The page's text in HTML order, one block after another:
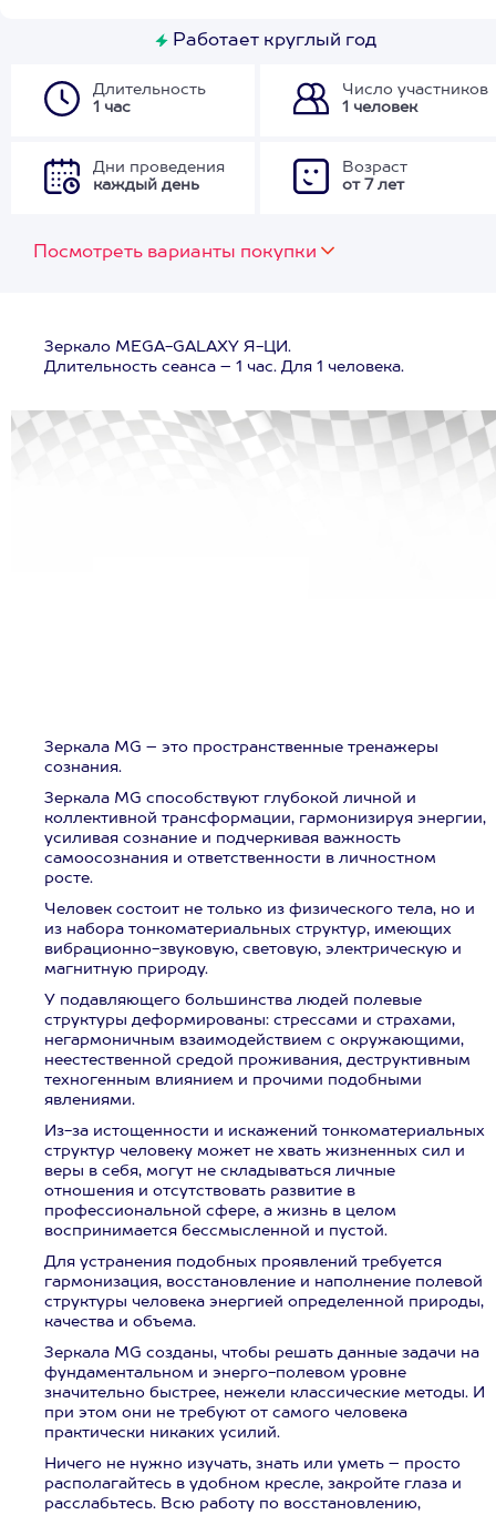
Работает круглый год
Длительность
1 час
Число участников
1 человек
Дни проведения
каждый день
Возраст
от 7 лет
Посмотреть варианты покупки
Зеркало MEGA-GALAXY Я-ЦИ.
Длительность сеанса – 1 час. Для 1 человека.
Зеркала MG – это пространственные тренажеры
сознания.
Зеркала MG способствуют глубокой личной и
коллективной трансформации, гармонизируя энергии,
усиливая сознание и подчеркивая важность
самоосознания и ответственности в личностном
росте.
Человек состоит не только из физического тела, но и
из набора тонкоматериальных структур, имеющих
вибрационно-звуковую, световую, электрическую и
магнитную природу.
У подавляющего большинства людей полевые
структуры деформированы: стрессами и страхами,
негармоничным взаимодействием с окружающими,
неестественной средой проживания, деструктивным
техногенным влиянием и прочими подобными
явлениями.
Из-за истощенности и искажений тонкоматериальных
структур человеку может не хвать жизненных сил и
веры в себя, могут не складываться личные
отношения и отсутствовать развитие в
профессиональной сфере, а жизнь в целом
воспринимается бессмысленной и пустой.
Для устранения подобных проявлений требуется
гармонизация, восстановление и наполнение полевой
структуры человека энергией определенной природы,
качества и объема.
Зеркала MG созданы, чтобы решать данные задачи на
фундаментальном и энерго-полевом уровне
значительно быстрее, нежели классические методы. И
при этом они не требуют от самого человека
практически никаких усилий.
Ничего не нужно изучать, знать или уметь – просто
располагайтесь в удобном кресле, закройте глаза и
расслабьтесь. Всю работу по восстановлению,